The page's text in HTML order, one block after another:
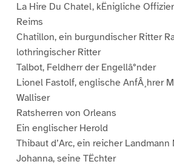
La Hire Du Chatel, kËnigliche
Reims
Chatillon, ein burgundischer Ritter
lothringischer Ritter
Talbot, Feldherr der Engellâ°nder
Lionel Fastolf, englische AnfÂ¸hrer
Walliser
Ratsherren von Orleans
Ein englischer Herold
Thibaut d’Arc, ein reicher
Johanna, seine TËchter